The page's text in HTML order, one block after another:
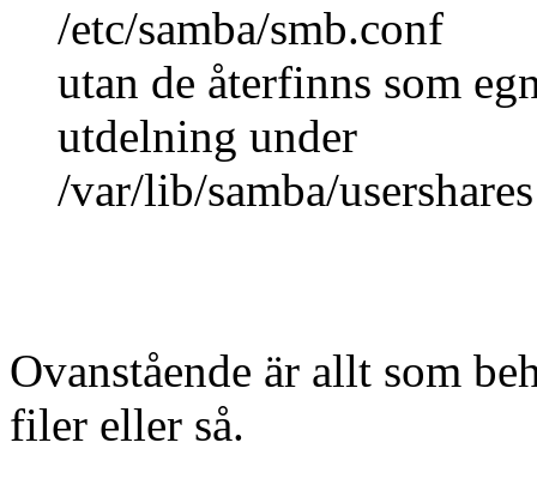
/etc/samba/smb.conf
utan de återfinns som
utdelning under
/var/lib/samba/usershares
Ovanstående är allt som
filer eller så.